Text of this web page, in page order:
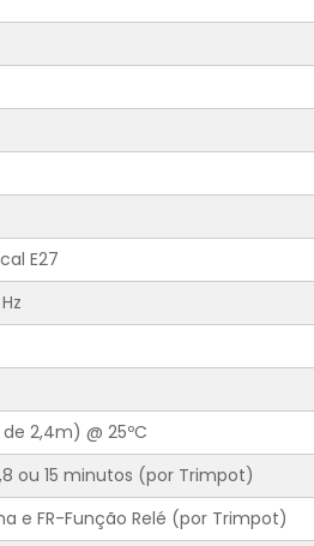
E27
2,4m) @ 25ºC
ou 15 minutos (por Trimpot)
e FR-Função Relé (por Trimpot)